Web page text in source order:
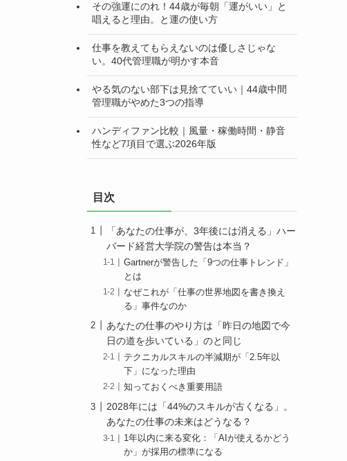
その強運にのれ！44歳が毎朝「運がいい」と
唱えると理由。と運の使い方
仕事を教えてもらえないのは優しさじゃな
い。40代管理職が明かす本音
やる気のない部下は見捨てていい｜44歳中間
管理職がやめた3つの指導
ハンディファン比較｜風量・稼働時間・静音
性など7項目で選ぶ2026年版
目次
「あなたの仕事が、3年後には消える」ハー
バード経営大学院の警告は本当？
Gartnerが警告した「9つの仕事トレンド」
とは
なぜこれが「仕事の世界地図を書き換え
る」事件なのか
あなたの仕事のやり方は「昨日の地図で今
日の道を歩いている」のと同じ
テクニカルスキルの半減期が「2.5年以
下」になった理由
知っておくべき重要用語
2028年には「44%のスキルが古くなる」。
あなたの仕事の未来はどうなる？
1年以内に来る変化：「AIが使えるかどう
か」が採用の標準になる